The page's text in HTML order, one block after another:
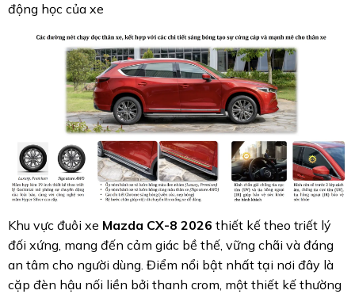
động học của xe
Khu vực đuôi xe Mazda CX-8 2026 thiết kế theo triết lý
đối xứng, mang đến cảm giác bề thế, vững chãi và đáng
an tâm cho người dùng. Điểm nổi bật nhất tại nơi đây là
cặp đèn hậu nối liền bởi thanh crom, một thiết kế thường